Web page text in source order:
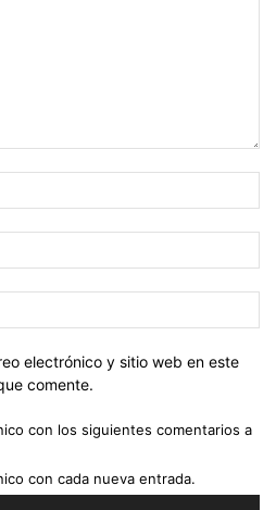
electrónico y sitio web en este
comente.
con los siguientes comentarios a
con cada nueva entrada.